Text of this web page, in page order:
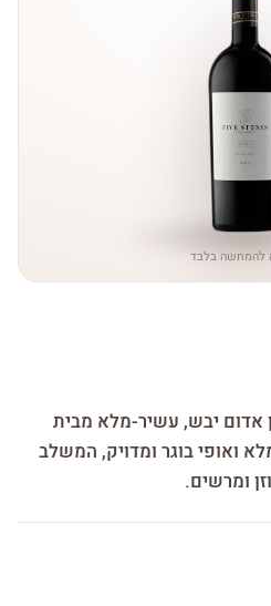
להמחשה בלבד
אדום יבש, עשיר-מלא מבית
ואופי בוגר ומדויק, המשלב
ומרשים.